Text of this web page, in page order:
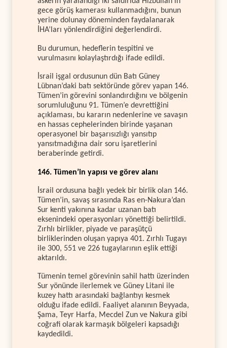
gece görüş kamerası kullanmadığını, bunun
yerine dolunay döneminden faydalanarak
İHA’ları yönlendirdiğini değerlendirdi.
Bu durumun, hedeflerin tespitini ve
vurulmasını kolaylaştırdığı ifade edildi.
İsrail işgal ordusunun dün Batı Güney
Lübnan’daki batı sektöründe görev yapan 146.
Tümen’in görevini sonlandırdığını ve bölgenin
sorumluluğunu 91. Tümen’e devrettiğini
açıklaması, bu kararın nedenlerine ve savaşın
en hassas cephelerinden birinde yaşanan
operasyonel bir başarısızlığı yansıtıp
yansıtmadığına dair soru işaretlerini
beraberinde getirdi.
146. Tümen’in yapısı ve görev alanı
İsrail ordusuna bağlı yedek bir birlik olan 146.
Tümen’in, savaş sırasında Ras en-Nakura’dan
Sur kenti yakınına kadar uzanan batı
eksenindeki operasyonları yönettiği belirtildi.
Zırhlı birlikler, piyade ve paraşütçü
birliklerinden oluşan yapıya 401. Zırhlı Tugayı
ile 300, 551 ve 226 tugaylarının eşlik ettiği
aktarıldı.
Tümenin temel görevinin sahil hattı üzerinden
Sur yönünde ilerlemek ve Güney Litani ile
kuzey hattı arasındaki bağlantıyı kesmek
olduğu ifade edildi. Faaliyet alanının Beyyada,
Şama, Teyr Harfa, Mecdel Zun ve Nakura gibi
coğrafi olarak karmaşık bölgeleri kapsadığı
kaydedildi.